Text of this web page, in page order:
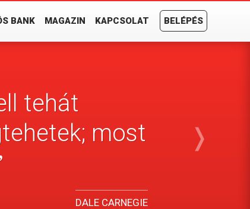
BANK MAGAZIN KAPCSOLAT BELÉPÉS
tehát
most
DALE CARNEGIE
❭